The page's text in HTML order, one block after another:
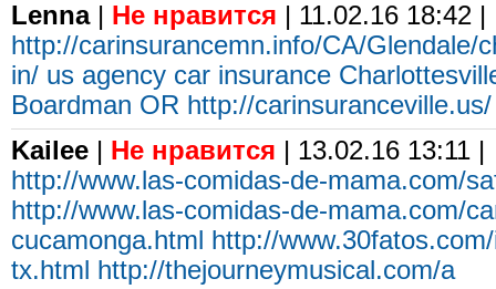
Lenna| Не нравится | 11.02.16 18:42 |
http://carinsurancemn.info/CA/Glendale/
in/ us agency car insurance
Boardman OR http://carinsuranceville.us/
Kailee
Не нравится | 13.02.16 13:11 |
http://www.las-comidas-de-mama.com/
http://www.las-comidas-de-mama.com/
cucamonga.html
http://
tx.html
http://thejourneymusical.com/a